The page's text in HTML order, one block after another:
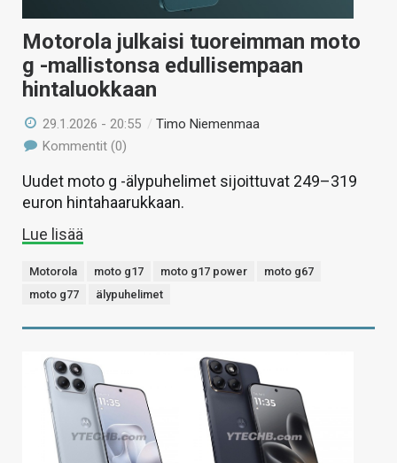
Motorola julkaisi tuoreimman moto
g -mallistonsa edullisempaan
hintaluokkaan
29.1.2026 - 20:55 /Timo Niemenmaa
Kommentit (0)
Uudet moto g -älypuhelimet sijoittuvat 249–319
euron hintahaarukkaan.
Lue lisää
Motorola moto g17 moto g17 power
moto g67
moto g77
älypuhelimet